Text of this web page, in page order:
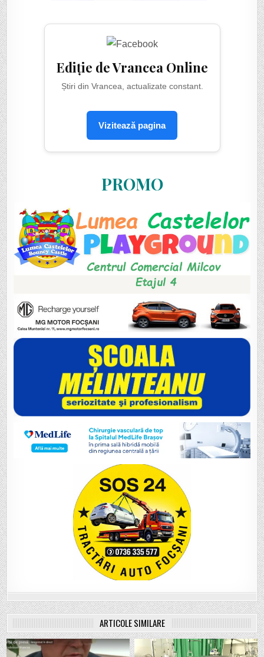
Ediție de Vrancea Online
Știri din Vrancea, actualizate constant.
Vizitează pagina
PROMO
ARTICOLE SIMILARE